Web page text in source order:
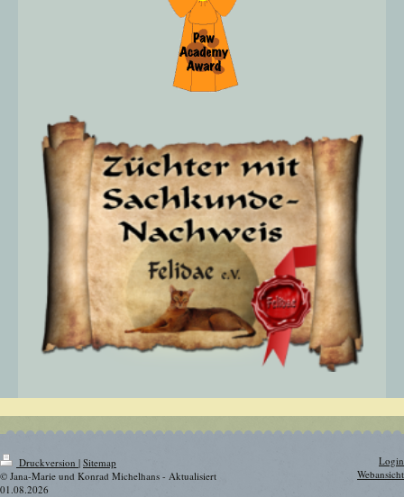
Druckversion | Sitemap
© Jana-Marie und Konrad Michelhans - Aktualisiert
01.08.2026
Login
Webansicht